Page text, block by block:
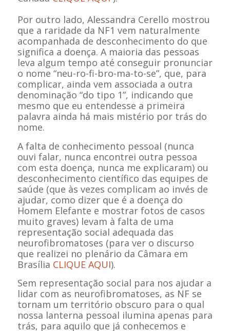
Por outro lado, Alessandra Cerello mostrou
que a raridade da NF1 vem naturalmente
acompanhada de desconhecimento do que
significa a doença. A maioria das pessoas
leva algum tempo até conseguir pronunciar
o nome “neu-ro-fi-bro-ma-to-se”, que, para
complicar, ainda vem associada a outra
denominação “do tipo 1”, indicando que
mesmo que eu entendesse a primeira
palavra ainda há mais mistério por trás do
nome.
A falta de conhecimento pessoal (nunca
ouvi falar, nunca encontrei outra pessoa
com esta doença, nunca me explicaram) ou
desconhecimento científico das equipes de
saúde (que às vezes complicam ao invés de
ajudar, como dizer que é a doença do
Homem Elefante e mostrar fotos de casos
muito graves) levam à falta de uma
representação social adequada das
neurofibromatoses (para ver o discurso
que realizei no plenário da Câmara em
Brasília CLIQUE AQUI).
Sem representação social para nos ajudar a
lidar com as neurofibromatoses, as NF se
tornam um território obscuro para o qual
nossa lanterna pessoal ilumina apenas para
trás, para aquilo que já conhecemos e